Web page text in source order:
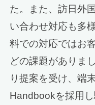
た。また、訪日外
い合わせ対応も多
料での対応ではお
どの課題がありま
り提案を受け、端
Handbookを採用